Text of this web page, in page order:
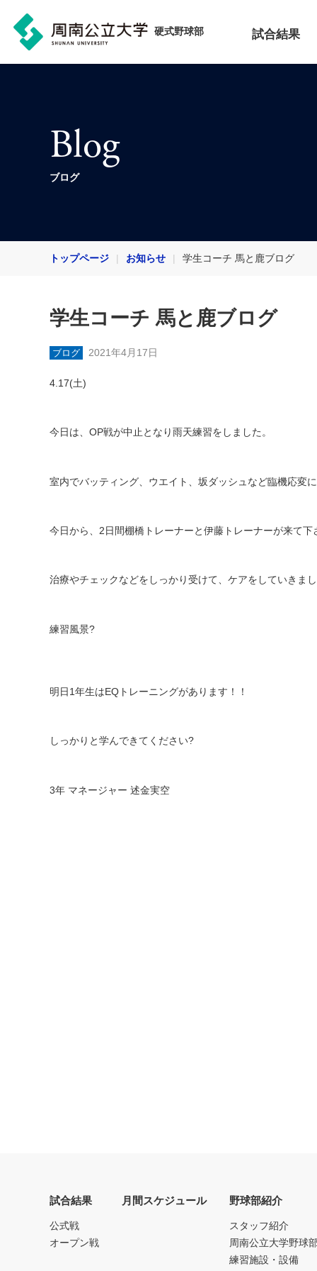
硬式野球部 試合結果
Blog
ブログ
トップページ お知らせ 学生コーチ 馬と鹿ブログ
学生コーチ 馬と鹿ブログ
ブログ 2021年4月17日
4.17(土)
今日は、 OP戦が中止となり雨天練習をしました。
室内でバッティング、ウエイト、坂ダッシュなど臨機応変
今日から、 2日間棚橋トレーナーと伊藤トレーナーが来て下
治療やチェックなどをしっかり受けて、ケアをしていきま
練習風景?
明日1年生はEQ トレーニングがあります！！
しっかりと学んできてください?
3年 マネージャー 述金実空
試合結果
公式戦
オープン戦
月間スケジュール 野球部紹介
スタッフ紹介
周南公立大学野球
練習施設・設備